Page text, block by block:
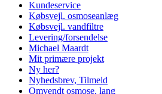
Kundeservice
Købsvejl. osmoseanlæg
Købsvejl. vandfiltre
Levering/forsendelse
Michael Maardt
Mit primære projekt
Ny her?
Nyhedsbrev, Tilmeld
Omvendt osmose, lang